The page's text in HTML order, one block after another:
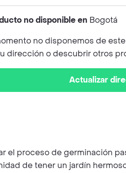
no disponible en Bogotá
no disponemos de
dirección o descubrir otros
Actualizar
el proceso de germinación
de tener un jardín